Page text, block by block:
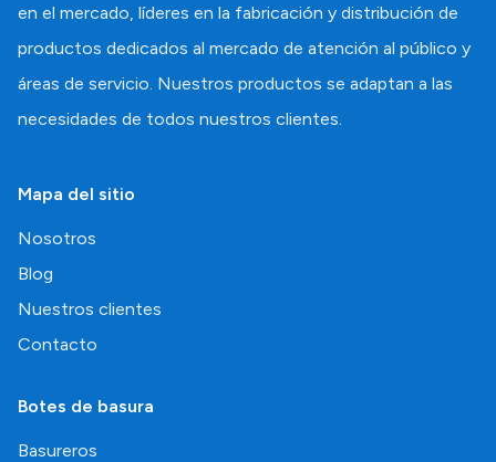
en el mercado, líderes en la fabricación y distribución de
productos dedicados al mercado de atención al público y
áreas de servicio. Nuestros productos se adaptan a las
necesidades de todos nuestros clientes.
Mapa del sitio
Nosotros
Blog
Nuestros clientes
Contacto
Botes de basura
Basureros